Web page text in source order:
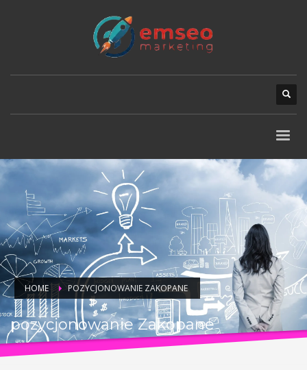
HOME POZYCJONOWANIE ZAKOPANE
pozycjonowanie Zakopane